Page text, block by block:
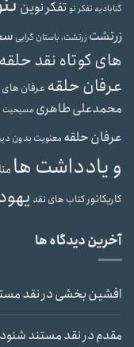
گنابادیه تفکر نوتفکر نوین
زرتشت زرتشت، باستان گرایی
های کوتاه نقد حلقه
عرفان حلقه عرفان های
محمدعلی طاهری مسیحیت
عرفان حلقه معنویت بدون
و یادداشت ها
کاریکاتور کتاب های نقد
آخرین دیدگاه ها
افشین بخشیدرنقد
مقدمدرنقد مستند شنود